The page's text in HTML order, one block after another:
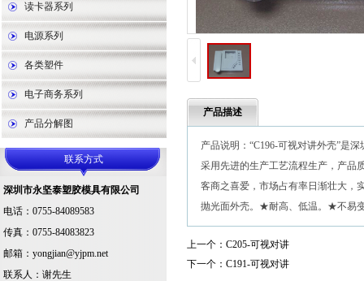
读卡器系列
电源系列
各类塑件
电子商务系列
产品分解图
联系方式
深圳市永坚泰塑胶模具有限公司
电话：0755-84089583
传真：0755-84083823
邮箱：yongjian@yjpm.net
联系人：谢先生
产品描述
产品说明：“C196-可视对讲外壳”是
采用先进的生产工艺流程生产，产品
客商之喜爱，市场占有率日渐壮大
抛光面外壳。★耐高、低温。★不易变
上一个： C205-可视对讲
下一个： C191-可视对讲